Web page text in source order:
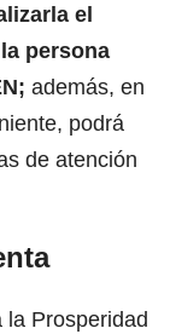
el
persona
además, en
podrá
de atención
la Prosperidad